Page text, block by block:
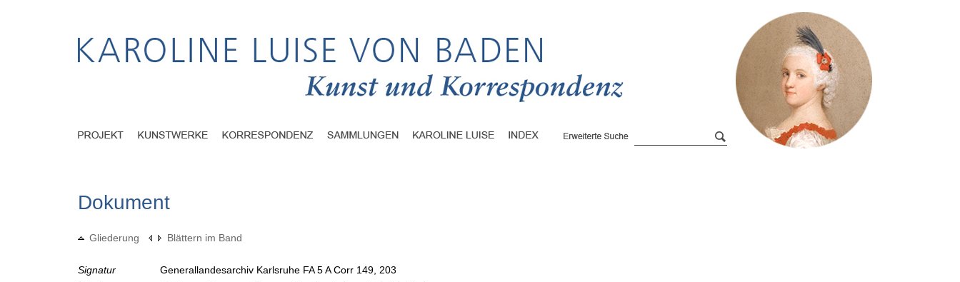
Dokument
Gliederung Blättern im Band
Signatur
Generallandesarchiv Karlsruhe FA 5 A Corr 149, 203